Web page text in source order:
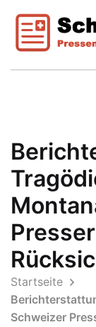
Startseite
Schweizer